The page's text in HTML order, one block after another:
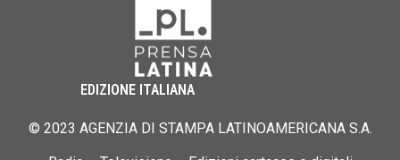
EDIZIONE ITALIANA
© 2023 AGENZIA DI STAMPA LATINOAMERICANA S.A.